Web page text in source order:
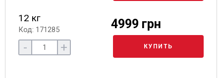
12 кг
Код: 171285 4999 грн
- + КУПИТЬ